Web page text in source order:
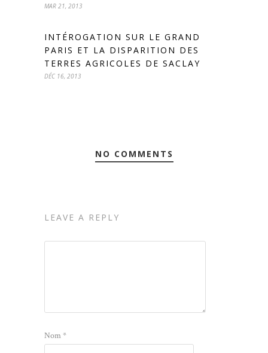
MAR 21, 2013
INTÉROGATION SUR LE GRAND
PARIS ET LA DISPARITION DES
TERRES AGRICOLES DE SACLAY
DÉC 16, 2013
NO COMMENTS
LEAVE A REPLY
Nom*